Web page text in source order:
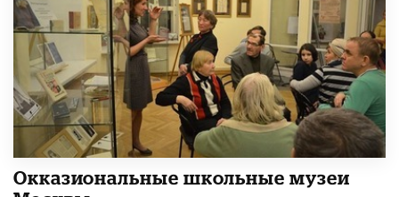
​Окказиональные школьные музеи